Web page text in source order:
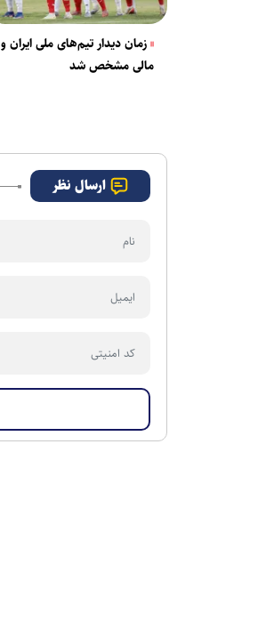
زمان دیدار تیم‌های ملی ایران و
مالی مشخص شد
ارسال نظر